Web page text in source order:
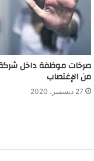
صرخات موظفة داخل
من الإغتصاب
27 ديسمبر، 2020